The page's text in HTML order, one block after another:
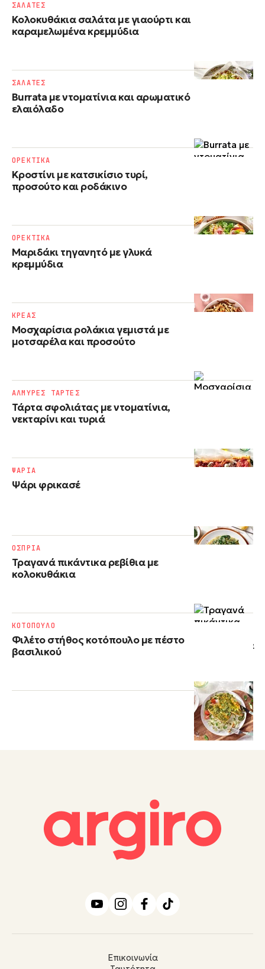
Κολοκυθάκια σαλάτα με γιαούρτι και
καραμελωμένα κρεμμύδια
ΣΑΛΑΤΕΣ
Burrata με ντοματίνια και αρωματικό
ελαιόλαδο
ΣΑΛΑΤΕΣ
Κροστίνι με κατσικίσιο τυρί,
προσούτο και ροδάκινο
ΟΡΕΚΤΙΚΑ
Μαριδάκι τηγανητό με γλυκά
κρεμμύδια
ΟΡΕΚΤΙΚΑ
Μοσχαρίσια ρολάκια γεμιστά με
μοτσαρέλα και προσούτο
ΚΡΕΑΣ
Τάρτα σφολιάτας με ντοματίνια,
νεκταρίνι και τυριά
ΑΛΜΥΡΕΣ ΤΑΡΤΕΣ
Ψάρι φρικασέ
ΨΑΡΙΑ
Τραγανά πικάντικα ρεβίθια με
κολοκυθάκια
ΟΣΠΡΙΑ
Φιλέτο στήθος κοτόπουλο με πέστο
βασιλικού
ΚΟΤΟΠΟΥΛΟ
Επικοινωνία